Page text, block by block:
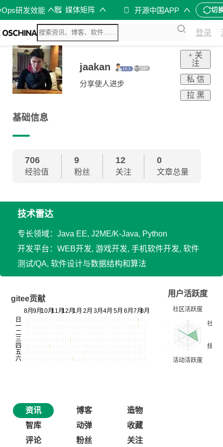
研发效能 媒体矩阵 开源中国APP 切
登录
jaakan
分享使人进步
+ 关
注
私 信
拉 黑
基础信息
706
经验值
9
粉丝
12
关注
0
文章总量
技术雷达
专长领域：Java EE, J2ME/K-Java, Python
开发平台：WEB开发, 游戏开发, 手机软件开发, 软件
测试/QA, 软件设计与数据结构和算法
gitee贡献
用户活跃度
资讯 博客
造物
智库
动弹
收藏
评论
粉丝 关注